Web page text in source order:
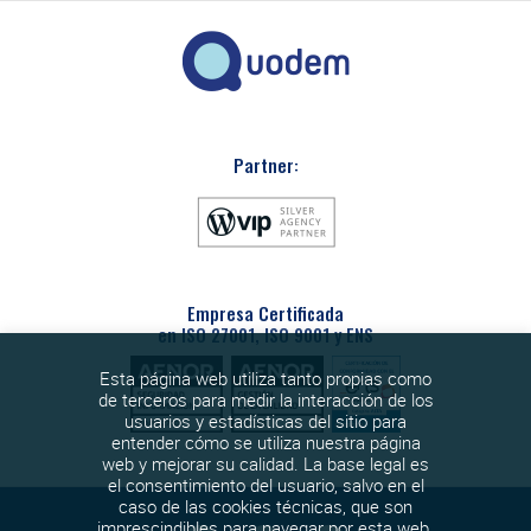
Partner:
Empresa Certificada
en ISO 27001, ISO 9001 y ENS
Esta página web utiliza tanto propias como
de terceros para medir la interacción de los
usuarios y estadísticas del sitio para
entender cómo se utiliza nuestra página
web y mejorar su calidad. La base legal es
el consentimiento del usuario, salvo en el
caso de las cookies técnicas, que son